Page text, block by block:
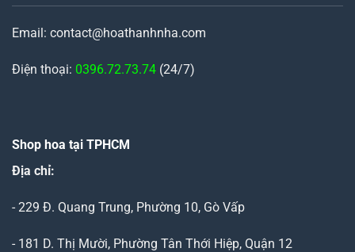
Email: contact@hoathanhnha.com
Điện thoại: 0396.72.73.74 (24/7)
Shop hoa tại TPHCM
Địa chỉ:
- 229 Đ. Quang Trung, Phường 10, Gò Vấp
- 181 D. Thị Mười, Phường Tân Thới Hiệp, Quận 12